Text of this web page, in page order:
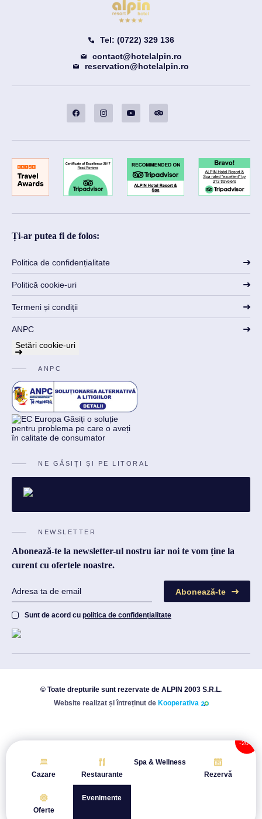
Tel: (0722) 329 136
contact@hotelalpin.ro
reservation@hotelalpin.ro
Ți-ar putea fi de folos:
Politica de confidențialitate
Politică cookie-uri
Termeni și condiții
ANPC
Setări cookie-uri
ANPC
NE GĂSIȚI ȘI PE LITORAL
NEWSLETTER
Abonează-te la newsletter-ul nostru iar noi te vom ține la
curent cu ofertele noastre.
Abonează-te
Sunt de acord cu politica de confidențialitate
© Toate drepturile sunt rezervate de ALPIN 2003 S.R.L.
Website realizat și întreținut de Kooperativa
Cazare Restaurante
Spa & Wellness
Rezervă
Oferte
Evenimente